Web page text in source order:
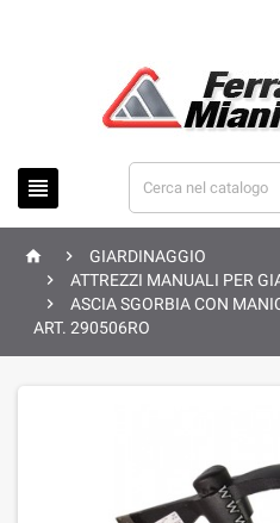

 
GIARDINAGGIO

ATTREZZI MANUALI PER

ASCIA SGORBIA CON
ART. 290506RO